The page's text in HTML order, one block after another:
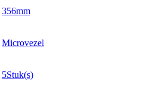
356mm
Microvezel
5Stuk(s)